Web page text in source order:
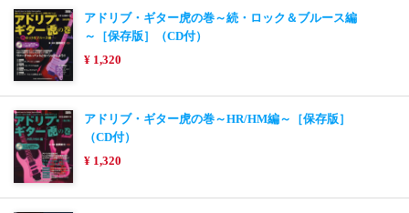
アドリブ・ギター虎の巻～続・ロック＆ブルース編
～［保存版］（CD付）
¥ 1,320
アドリブ・ギター虎の巻～HR/HM編～［保存版］
（CD付）
¥ 1,320